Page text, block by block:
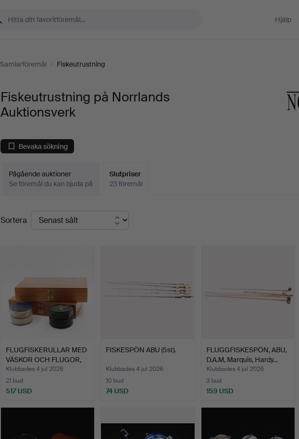
Hjälp
Samlarföremål / Fiskeutrustning
Fiskeutrustning på Norrlands
Auktionsverk
Bevaka sökning
Pågående auktioner
Se föremål du kan bjuda på
Slutpriser
23 föremål
Slutpriser
Sortera
FLUGFISKERULLAR MED
VÄSKOR OCH FLUGOR,
HAR…
Klubbades 4 jul 2026
21 bud
517 USD
FISKESPÖN ABU (5st).
Klubbades 4 jul 2026
10 bud
74 USD
FLUGGFISKESPÖN, ABU,
D.A.M, Marquis, Hardy…
Klubbades 4 jul 2026
3 bud
159 USD